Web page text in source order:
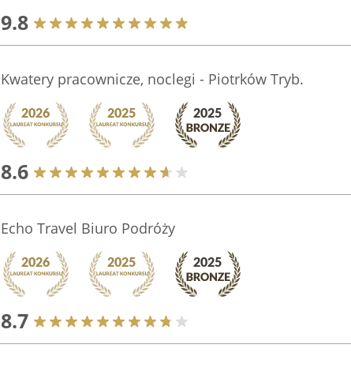
9.8
Kwatery pracownicze, noclegi - Piotrków Tryb.
8.6
Echo Travel Biuro Podróży
8.7